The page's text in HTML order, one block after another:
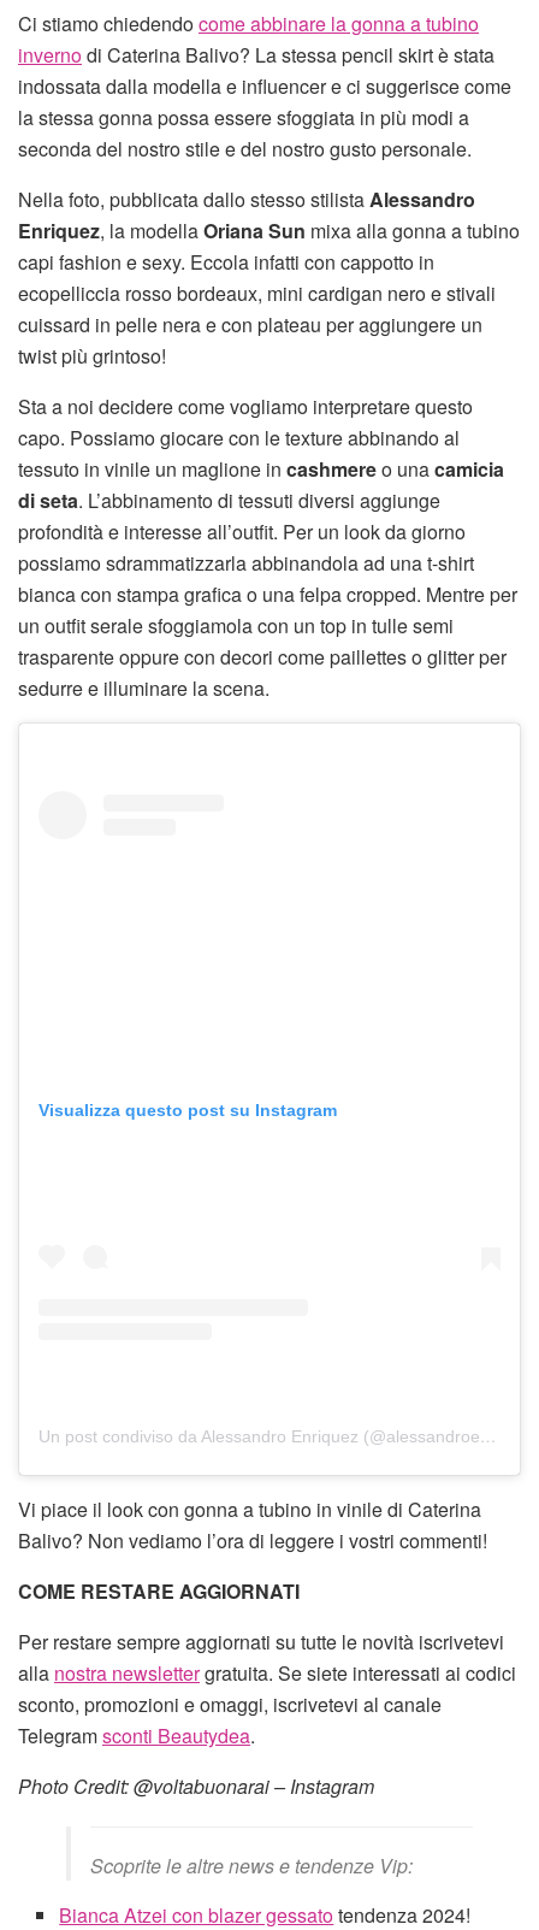
Ci stiamo chiedendocome abbinare la gonna a tubino
invernodi Caterina Balivo? La stessa pencil skirt è stata
indossata dalla modella e influencer e ci suggerisce come
la stessa gonna possa essere sfoggiata in più modi a
seconda del nostro stile e del nostro gusto personale.
Nella foto, pubblicata dallo stesso stilistaAlessandro
Enriquez, la modellaOriana Sun mixa alla gonna a tubino
capi fashion e sexy. Eccola infatti con cappotto in
ecopelliccia rosso bordeaux, mini cardigan nero e stivali
cuissard in pelle nera e con plateau per aggiungere un
twist più grintoso!
Sta a noi decidere come vogliamo interpretare questo
capo. Possiamo giocare con le texture abbinando al
tessuto in vinile un maglione in cashmereo unacamicia
di seta. L’abbinamento di tessuti diversi aggiunge
profondità e interesse all’outfit. Per un look da giorno
possiamo sdrammatizzarla abbinandola ad una t-shirt
bianca con stampa grafica o una felpa cropped. Mentre per
un outfit serale sfoggiamola con un top in tulle semi
trasparente oppure con decori come paillettes o glitter per
sedurre e illuminare la scena.
Visualizza questo post su Instagram
Un post condiviso da Alessandro Enriquez (@alessandroenriquez_official)
Vi piace il look con gonna a tubino in vinile di Caterina
Balivo? Non vediamo l’ora di leggere i vostri commenti!
COME RESTARE AGGIORNATI
Per restare sempre aggiornati su tutte le novità iscrivetevi
alla nostra newslettergratuita. Se siete interessati ai codici
sconto, promozioni e omaggi, iscrivetevi al canale
Telegramsconti Beautydea.
Photo Credit: @voltabuonarai – Instagram
Scoprite le altre news e tendenze Vip:
Bianca Atzei con blazer gessatotendenza 2024!